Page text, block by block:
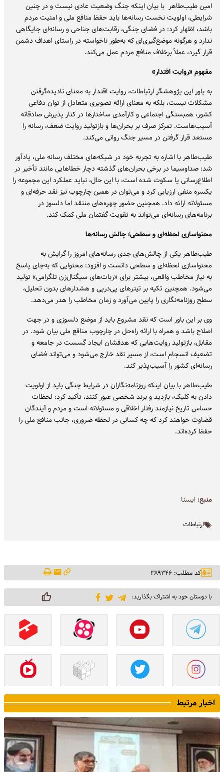
امین طیب‌طاهر با بیان اینکه جنگ وضعیت عادی نیست و در چنین
شرایطی، اولویت نخست رسانه‌ها باید حفظ منافع ملی و امنیت مردم
باشد، اظهار کرد: در فضای جنگی، رقابت‌های جناحی و رسانه‌ای جایگاهی
ندارد و هرگونه موضع‌گیری‌ای که به‌طور ناخواسته در راستای اهداف دشمن
قرار گیرد، عملاً برخلاف منافع مردم عمل می‌کند.
مفهوم «روایت اقتدار»
به باور این پژوهشگر ارتباطات، روایت اقتدار به معنای نادیده‌گرفتن
مشکلات نیست، بلکه به معنای ارائه تصویری متعادل از توان دفاعی
کشور، همبستگی اجتماعی و کارآمدی ساختارها در کنار پذیرش صادقانه
آسیب‌هاست. تمرکز صرف بر بحران‌ها و بازتولید روایت ضعف، رسانه را
مستعد قرار گرفتن در مسیر جنگ روانی می‌کند.
طیب‌طاهر با اشاره به تجربه خود در شبکه‌های مختلف رسانه ملی، یادآور
شد: صداوسیما در برخی بحران‌های گذشته دچار خطاهایی مانند تأخیر در
اطلاع‌رسانی یا سکوت شده است، با این حال، نباید عملکرد این مجموعه را
یکسره منفی ارزیابی کرد و می‌توان در همین چارچوب نیز نقد حرفه‌ای و
مسئولانه ارائه داد. همچنین حضور چهره‌های منتقد اما دلسوز در
برنامه‌های رسانه‌ای می‌تواند به تقویت گفتمان ملی کمک کند.
محتواسازی لحظه‌ای و سطحی؛ چالش رسانه‌ها
طیب‌طاهر یکی از چالش‌های جدی رسانه‌های امروز را گرایش به
محتواسازی لحظه‌ای و سطحی دانست و افزود: محتوایی که به‌جای پاسخ
به نیاز مخاطب واقعی، بیشتر برای «ربات‌های سیگنال‌زن تلگرامی» تولید
می‌شود. همچنین تکیه بر تیترهای پی‌درپی و هشدارهای بدون تحلیل،
سطح روزنامه‌نگاری را پایین می‌آورد و زمان مخاطب را هدر می‌دهد.
وی بر این باور است که نقد مشروع باید از موضع دلسوزی و در جهت
اصلاح باشد و همراه با ارائه راه‌حل در چارچوب منافع ملی بیان شود. در
مقابل، بازتولید روایت‌هایی که هدفشان ایجاد گسست در جامعه و
تضعیف انسجام است، از مسیر نقد خارج می‌شود و می‌تواند فضای
رسانه‌ای کشور را آسیب‌پذیر کند.
طیب‌طاهر با بیان اینکه روزنامه‌نگاران در شرایط جنگی باید از اولویت
دادن به کلیک، بازدید و برند شخصی عبور کنند، تأکید کرد: لحظات
حساس تاریخ نیازمند رفتار اخلاقی و مسئولانه است و مردم و آیندگان
قضاوت خواهند کرد که چه کسانی در لحظه ضروری، جانب منافع ملی را
حفظ کرده‌اند.
منبع:ايسنا
ارتباطات
کد مطلب: ۳۸۹۳۴۶
با دوستان خود به اشتراک بگذارید:
اخبار مرتبط